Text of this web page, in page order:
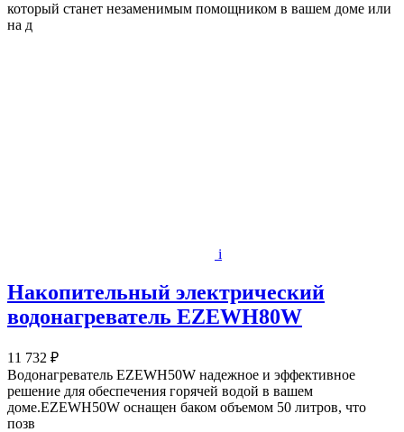
который станет незаменимым помощником в вашем доме или
на д
i
Накопительный электрический
водонагреватель EZEWH80W
11 732 ₽
Водонагреватель EZEWH50W надежное и эффективное
решение для обеспечения горячей водой в вашем
доме.EZEWH50W оснащен баком объемом 50 литров, что
позв